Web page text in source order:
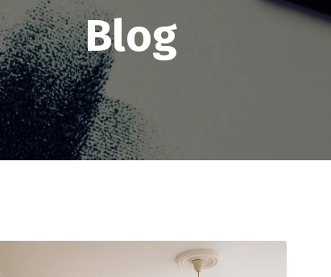
Blog